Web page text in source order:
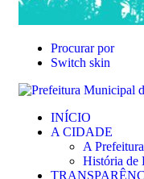
Procurar por
Switch skin
INÍCIO
A CIDADE
A Prefeitura
História de